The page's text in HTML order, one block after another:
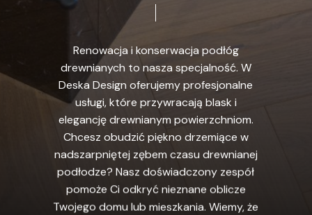
Renowacjaikonserwacja podłóg
drewnianych to nasza specjalność. W
Deska Design oferujemy profesjonalne
usługi,które przywracają blask i
elegancjędrewnianym powierzchniom.
Chcesz obudzićpiękno drzemiące w
nadszarpniętej zębem czasu drewnianej
podłodze? Nasz doświadczony zespół
pomoże Ci odkryć nieznane oblicze
Twojego domu lub mieszkania. Wiemy, że